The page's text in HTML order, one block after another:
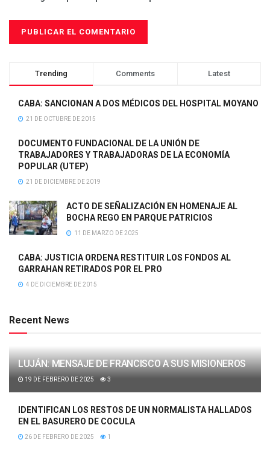
Trending Comments Latest
CABA: SANCIONAN A DOS MÉDICOS DEL HOSPITAL MOYANO
21 DE OCTUBRE DE 2015
DOCUMENTO FUNDACIONAL DE LA UNIÓN DE
TRABAJADORES Y TRABAJADORAS DE LA ECONOMÍA
POPULAR (UTEP)
21 DE DICIEMBRE DE 2019
ACTO DE SEÑALIZACIÓN EN HOMENAJE AL
BOCHA REGO EN PARQUE PATRICIOS
11 DE MARZO DE 2025
CABA: JUSTICIA ORDENA RESTITUIR LOS FONDOS AL
GARRAHAN RETIRADOS POR EL PRO
4 DE DICIEMBRE DE 2015
Recent News
LUJÁN: MENSAJE DE FRANCISCO A SUS MISIONEROS
19 DE FEBRERO DE 2025 3
IDENTIFICAN LOS RESTOS DE UN NORMALISTA HALLADOS
EN EL BASURERO DE COCULA
26 DE FEBRERO DE 2025 1